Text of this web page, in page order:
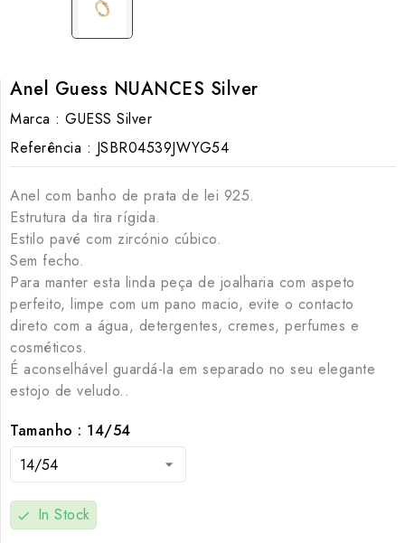
Anel Guess NUANCES Silver
Marca : GUESS Silver
Referência : JSBR04539JWYG54
Anel com banho de prata de lei 925.
Estrutura da tira rígida.
Estilo pavé com zircónio cúbico.
Sem fecho.
Para manter esta linda peça de joalharia com aspeto
perfeito, limpe com um pano macio, evite o contacto
direto com a água, detergentes, cremes, perfumes e
cosméticos.
É aconselhável guardá-la em separado no seu elegante
estojo de veludo..
Tamanho : 14/54
check In Stock